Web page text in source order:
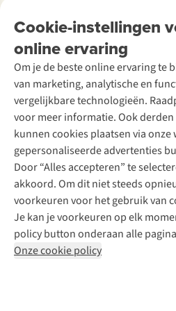
Cookie-instellingen
online ervaring
Om je de beste online ervaring te
van marketing, analytische en
vergelijkbare technologieën.
voor meer informatie. Ook
kunnen cookies plaatsen via onze
gepersonaliseerde advertenties
Door “Alles accepteren” te
akkoord. Om dit niet steeds
voorkeuren voor het gebruik van
Je kan je voorkeuren op elk
policy button onderaan alle
Onze cookie policy
Garantie
Contact
Onze winkels
Over A.S.Adventure
Toegankelijkheidsverklaring
Ski-onderhoud
Wasservice
Schoenonderhoud
Schoenherstelling
Kledingherstelling
Retouches
Voor bedrijven
A.S.Magazine
Podcast
Explore Academy
Explore Camp
Gear Check
Inspiratie & advies
Meld je aan voor de nieuwsbrief
Follow
Disclaimer Privacy Policy
Cookie